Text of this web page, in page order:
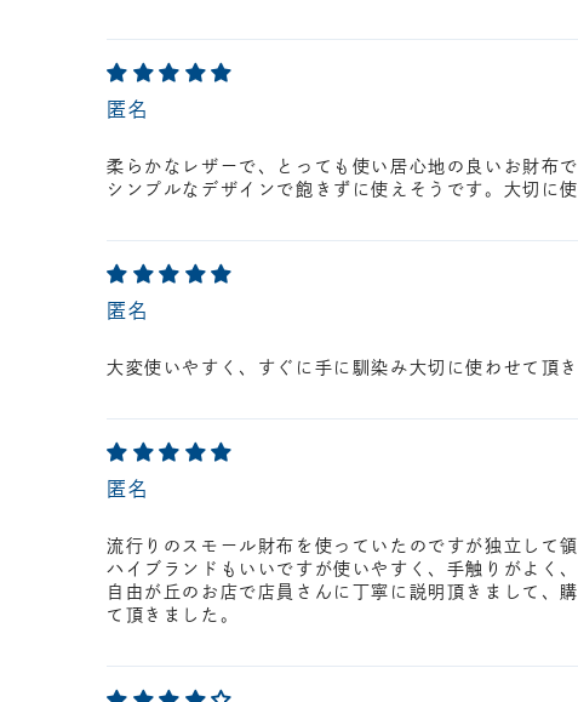
匿名
柔らかなレザーで、とっても使い居心地の良いお財布
シンプルなデザインで飽きずに使えそうです。大切に
匿名
大変使いやすく、すぐに手に馴染み大切に使わせて頂き
匿名
流行りのスモール財布を使っていたのですが独立して
ハイブランドもいいですが使いやすく、手触りがよく
自由が丘のお店で店員さんに丁寧に説明頂きまして、
て頂きました。